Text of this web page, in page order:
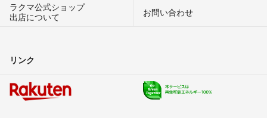
ラクマ公式ショップ
出店について
お問い合わせ
リンク